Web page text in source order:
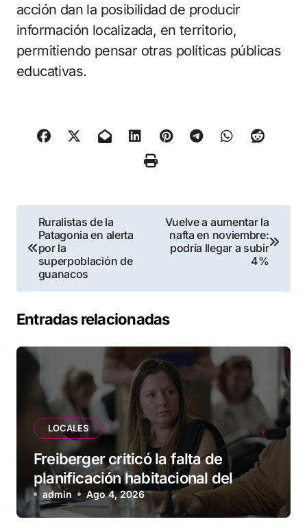
acción dan la posibilidad de producir
información localizada, en territorio,
permitiendo pensar otras políticas públicas
educativas.
Navegación
de
entradas
Ruralistas de la
Patagonia en alerta
por la
superpoblación de
guanacos
Vuelve a aumentar la
nafta en noviembre:
podría llegar a subir
4%
Entradas relacionadas
LOCALES
Freiberger criticó la falta de
planificación habitacional del
Municipio: “Vuoto deja afuera a
vecinos que llevan más de 20 años
admin Ago 4, 2026